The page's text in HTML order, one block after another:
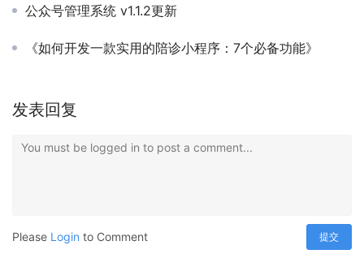
公众号管理系统 v1.1.2更新
《如何开发一款实用的陪诊小程序：7个必备功能》
发表回复
You must be logged in to post a comment...
Please Login to Comment 提交